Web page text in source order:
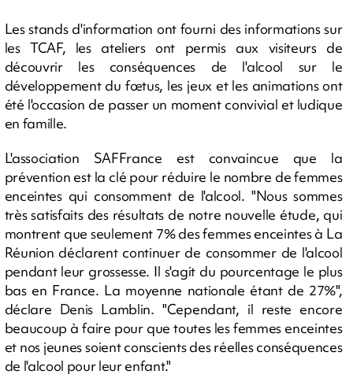
Les stands d'information ont fourni des informations sur
les TCAF, les ateliers ont permis aux visiteurs de
découvrir les conséquences de l'alcool sur le
développement du fœtus, les jeux et les animations ont
été l'occasion de passer un moment convivial et ludique
en famille.
L'association SAFFrance est convaincue que la
prévention est la clé pour réduire le nombre de femmes
enceintes qui consomment de l'alcool. "Nous sommes
très satisfaits des résultats de notre nouvelle étude, qui
montrent que seulement 7% des femmes enceintes à La
Réunion déclarent continuer de consommer de l'alcool
pendant leur grossesse. Il s'agit du pourcentage le plus
bas en France. La moyenne nationale étant de 27%",
déclare Denis Lamblin. "Cependant, il reste encore
beaucoup à faire pour que toutes les femmes enceintes
et nos jeunes soient conscients des réelles conséquences
de l'alcool pour leur enfant."